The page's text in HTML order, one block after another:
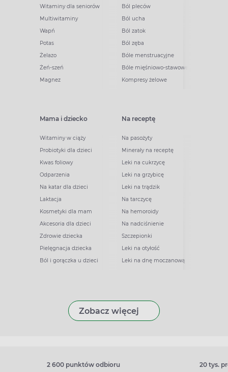
Witaminy dla seniorów
Multiwitaminy
Wapń
Potas
Żelazo
Żeń-szeń
Magnez
Ból pleców
Ból ucha
Ból zatok
Ból zęba
Bóle menstruacyjne
Bóle mięśniowo-stawowe
Kompresy żelowe
Mama i dziecko
Witaminy w ciąży
Probiotyki dla dzieci
Kwas foliowy
Odparzenia
Na katar dla dzieci
Laktacja
Kosmetyki dla mam
Akcesoria dla dzieci
Zdrowie dziecka
Pielęgnacja dziecka
Ból i gorączka u dzieci
Na receptę
Na pasożyty
Minerały na receptę
Leki na cukrzycę
Leki na grzybicę
Leki na trądzik
Na tarczycę
Na hemoroidy
Na nadciśnienie
Szczepionki
Leki na otyłość
Leki na dnę moczanową
Zobacz więcej
2 600 punktów odbioru 20 tys.